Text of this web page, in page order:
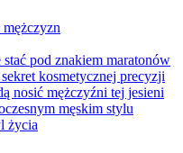
pod znakiem maratonów
kosmetycznej precyzji
nosić mężczyźni tej jesieni
męskim stylu
życia